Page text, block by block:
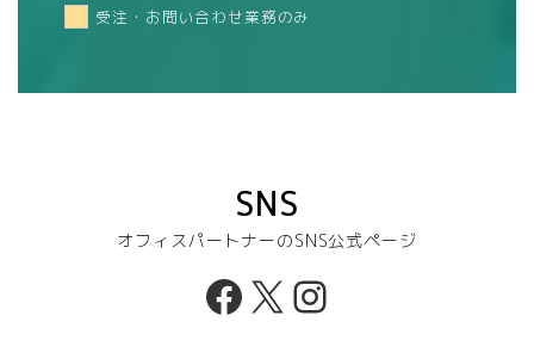
受注・お問い合わせ業務のみ
SNS
オフィスパートナーのSNS公式ページ
Facebook
X Instagram